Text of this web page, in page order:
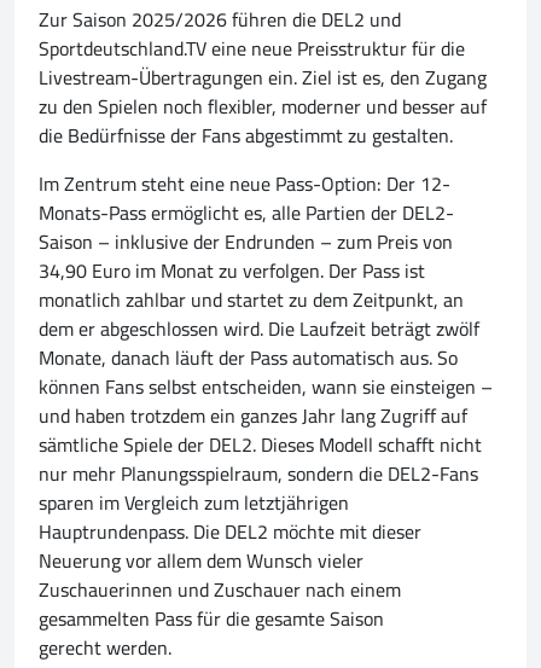
Zur Saison 2025/2026 führen die DEL2 und
Sportdeutschland.TV eine neue Preisstruktur für die
Livestream-Übertragungen ein. Ziel ist es, den Zugang
zu den Spielen noch flexibler, moderner und besser auf
die Bedürfnisse der Fans abgestimmt zu gestalten.
Im Zentrum steht eine neue Pass-Option: Der 12-
Monats-Pass ermöglicht es, alle Partien der DEL2-
Saison – inklusive der Endrunden – zum Preis von
34,90 Euro im Monat zu verfolgen. Der Pass ist
monatlich zahlbar und startet zu dem Zeitpunkt, an
dem er abgeschlossen wird. Die Laufzeit beträgt zwölf
Monate, danach läuft der Pass automatisch aus. So
können Fans selbst entscheiden, wann sie einsteigen –
und haben trotzdem ein ganzes Jahr lang Zugriff auf
sämtliche Spiele der DEL2. Dieses Modell schafft nicht
nur mehr Planungsspielraum, sondern die DEL2-Fans
sparen im Vergleich zum letztjährigen
Hauptrundenpass. Die DEL2 möchte mit dieser
Neuerung vor allem dem Wunsch vieler
Zuschauerinnen und Zuschauer nach einem
gesammelten Pass für die gesamte Saison
gerecht werden.